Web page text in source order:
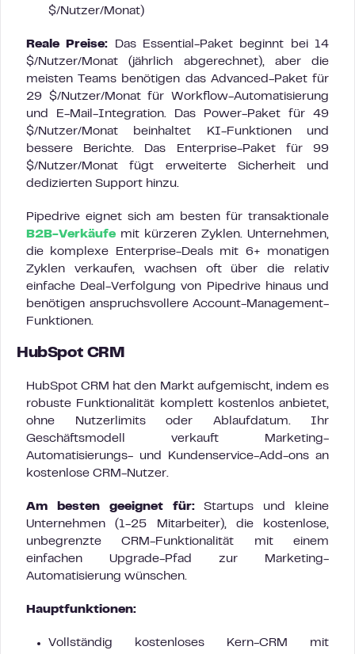
$/Nutzer/Monat)
Reale Preise: Das Essential-Paket beginnt bei 14
$/Nutzer/Monat (jährlich abgerechnet), aber die
meisten Teams benötigen das Advanced-Paket für
29 $/Nutzer/Monat für Workflow-Automatisierung
und E-Mail-Integration. Das Power-Paket für 49
$/Nutzer/Monat beinhaltet KI-Funktionen und
bessere Berichte. Das Enterprise-Paket für 99
$/Nutzer/Monat fügt erweiterte Sicherheit und
dedizierten Support hinzu.
Pipedrive eignet sich am besten für transaktionale
B2B-Verkäufe mit kürzeren Zyklen. Unternehmen,
die komplexe Enterprise-Deals mit 6+ monatigen
Zyklen verkaufen, wachsen oft über die relativ
einfache Deal-Verfolgung von Pipedrive hinaus und
benötigen anspruchsvollere Account-Management-
Funktionen.
HubSpot CRM
HubSpot CRM hat den Markt aufgemischt, indem es
robuste Funktionalität komplett kostenlos anbietet,
ohne Nutzerlimits oder Ablaufdatum. Ihr
Geschäftsmodell verkauft Marketing-
Automatisierungs- und Kundenservice-Add-ons an
kostenlose CRM-Nutzer.
Am besten geeignet für:Startups und kleine
Unternehmen (1-25 Mitarbeiter), die kostenlose,
unbegrenzte CRM-Funktionalität mit einem
einfachen Upgrade-Pfad zur Marketing-
Automatisierung wünschen.
Hauptfunktionen:
Vollständig kostenloses Kern-CRM mit